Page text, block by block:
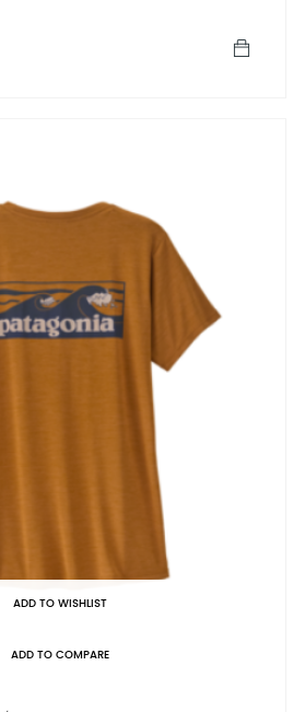
ADD TO WISHLIST
ADD TO COMPARE